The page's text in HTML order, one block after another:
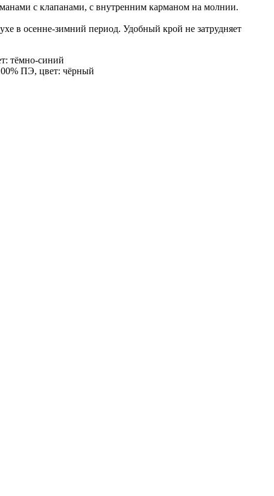
с клапанами, с внутренним карманом на молнии.
в осенне-зимний период. Удобный крой не затрудняет
тёмно-синий
ПЭ, цвет: чёрный